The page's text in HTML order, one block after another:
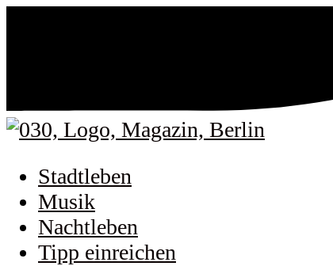
Stadtleben
Musik
Nachtleben
Tipp einreichen